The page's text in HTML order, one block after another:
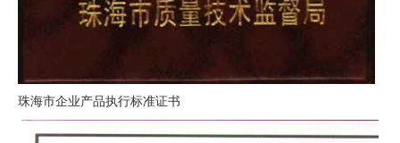
珠海市企业产品执行标准证书